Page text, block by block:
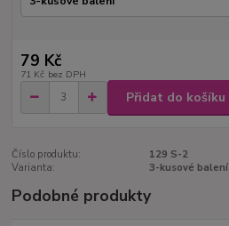
79 Kč
71 Kč bez DPH
Přidat do košíku
Číslo produktu:
129 S-2
Varianta:
3-kusové balení
Podobné produkty